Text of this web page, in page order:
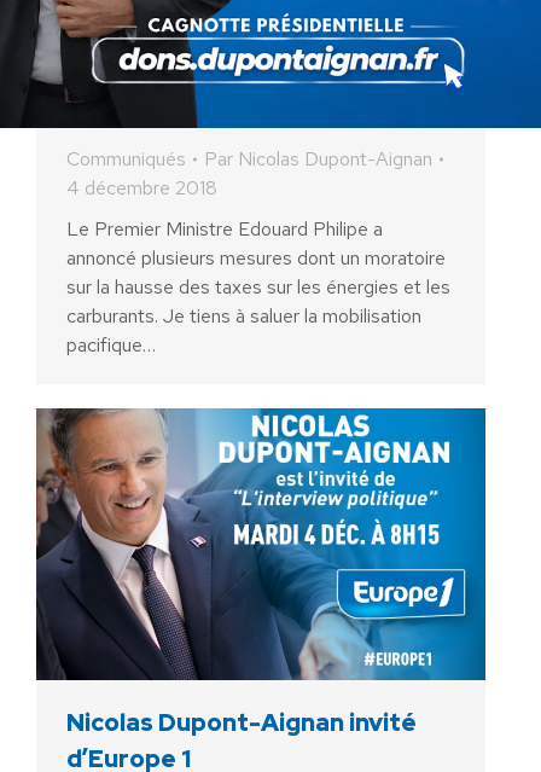
Les Français ne veulent pas un
moratoire mais moins de taxes
et plus de démocratie !
Communiqués Par Nicolas Dupont-Aignan
4 décembre 2018
Le Premier Ministre Edouard Philipe a
annoncé plusieurs mesures dont un moratoire
sur la hausse des taxes sur les énergies et les
carburants. Je tiens à saluer la mobilisation
pacifique…
Nicolas Dupont-Aignan invité
d’Europe 1